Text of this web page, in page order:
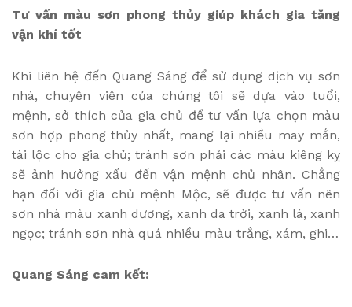
Tư vấn màu sơn phong thủy giúp khách gia tăng
vận khí tốt
Khi liên hệ đến Quang Sáng để sử dụng dịch vụ sơn
nhà, chuyên viên của chúng tôi sẽ dựa vào tuổi,
mệnh, sở thích của gia chủ để tư vấn lựa chọn màu
sơn hợp phong thủy nhất, mang lại nhiều may mắn,
tài lộc cho gia chủ; tránh sơn phải các màu kiêng kỵ
sẽ ảnh hưởng xấu đến vận mệnh chủ nhân. Chẳng
hạn đối với gia chủ mệnh Mộc, sẽ được tư vấn nên
sơn nhà màu xanh dương, xanh da trời, xanh lá, xanh
ngọc; tránh sơn nhà quá nhiều màu trắng, xám, ghi…
Quang Sáng cam kết: